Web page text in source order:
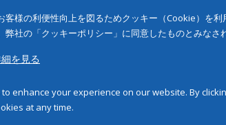
客様の利便性向上を図るためクッキー（Cookie）を
弊社の「クッキーポリシー」に同意したものとみなさ
を見る
enhance your experience on our website. By
at any time.